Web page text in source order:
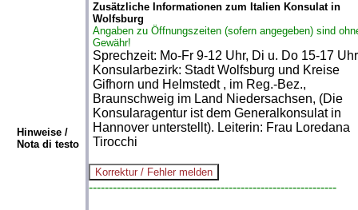
Hinweise /
Nota di testo
Zusätzliche Informationen zum Italien Konsulat in
Wolfsburg
Angaben zu Öffnungszeiten (sofern angegeben) sind
Gewähr!
Sprechzeit: Mo-Fr 9-12 Uhr, Di u. Do 15-17
Konsularbezirk: Stadt Wolfsburg und Kreise
Gifhorn und Helmstedt , im Reg.-Bez.,
Braunschweig im Land Niedersachsen, (Die
Konsularagentur ist dem Generalkonsulat in
Hannover unterstellt). Leiterin: Frau Loredana
Tirocchi
--------------------------------------------------------------